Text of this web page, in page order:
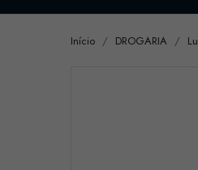
Início DROGARIA